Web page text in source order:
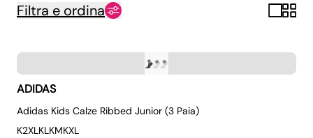
Filtra e ordina
ADIDAS
Adidas Kids Calze Ribbed Junior (3 Paia)
K2XLKLKMKXL